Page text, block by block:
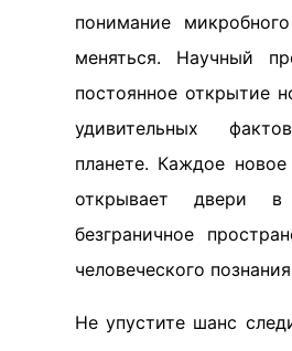
понимание
меняться. Научный
постоянное открытие
удивительных
планете. Каждое новое
открывает двери
безграничное
человеческого
Не упустите шанс